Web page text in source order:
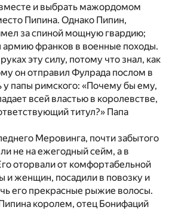
и выбрать мажордомом
Пипина. Однако Пипин,
за спиной мощную гвардию;
армию франков в военные походы.
эту силу, потому что знал, как
он отправил Фулрада послом в
у папы римского: «Почему бы ему,
всей властью в королевстве,
титул?» Папа
Меровинга, почти забытого
не на ежегодный сейм, а в
оторвали от комфортабельной
и женщин, посадили в повозку и
его прекрасные рыжие волосы.
королем, отец Бонифаций